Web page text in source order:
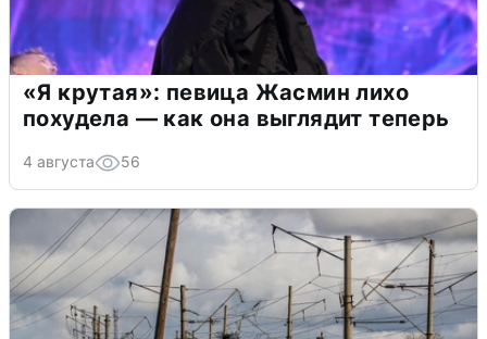
«Я крутая»: певица Жасмин лихо
похудела — как она выглядит теперь
4 августа 56